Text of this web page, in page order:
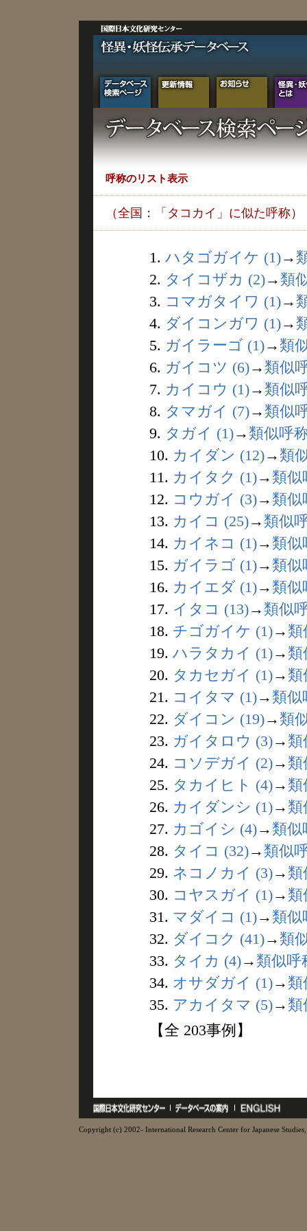
呼称のリスト表示
（全国：「タコカイ」に似た呼称）
1. ハタゴガイケ (1)→
2. タイコザカ (2)→ 類
3. コマガタイワ (1)→
4. ダイコンガワ (1)→
5. ガイラーゴ (1)→ 類
6. ガイコツ (6)→ 類似
7. カイコウ (1)→ 類似
8. タマガイ (7)→ 類似
9. タガイ (1)→ 類似呼
10. カイダン (12)→ 類
11. カイタク (1)→ 類似
12. コウガイ (3)→ 類似
13. カイコ (25)→ 類似
14. カイネコ (1)→ 類似
15. ガイラゴ (1)→ 類似
16. カイエダ (1)→ 類似
17. イタコ (13)→ 類似
18. チゴガイケ (1)→ 類
19. ハラタカイ (1)→ 類
20. タカセガイ (1)→ 類
21. コイタマ (1)→ 類似
22. ダイコン (19)→ 類
23. ガイタロウ (3)→ 類
24. コソデガイ (2)→ 類
25. タカイヒト (4)→ 類
26. カイダンシ (1)→ 類
27. カゴイシ (4)→ 類似
28. タイコ (32)→ 類似
29. ネコノカイ (3)→ 類
30. コヤスガイ (1)→ 類
31. マダイコ (1)→ 類似
32. ダイコク (41)→ 類
33. タイカ (4)→ 類似呼
34. オサダガイ (1)→ 類
35. アカイタマ (5)→ 類
【全 203事例】
Copyright (c) 2002- International Research Center for Japanese